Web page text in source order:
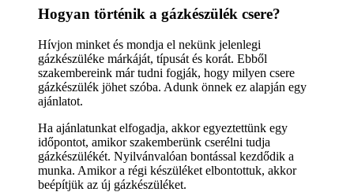
Hogyan történik a gázkészülék csere?
Hívjon minket és mondja el nekünk jelenlegi
gázkészüléke márkáját, típusát és korát. Ebből
szakembereink már tudni fogják, hogy milyen csere
gázkészülék jöhet szóba. Adunk önnek ez alapján egy
ajánlatot.
Ha ajánlatunkat elfogadja, akkor egyeztettünk egy
időpontot, amikor szakemberünk cserélni tudja
gázkészülékét. Nyilvánvalóan bontással kezdődik a
munka. Amikor a régi készüléket elbontottuk, akkor
beépítjük az új gázkészüléket.